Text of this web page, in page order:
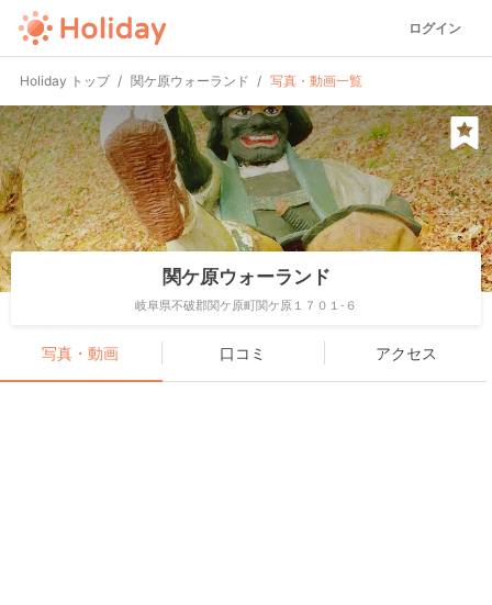
ログイン
Holiday トップ 関ケ原ウォーランド 写真・動画一覧
関ケ原ウォーランド
岐阜県不破郡関ケ原町関ケ原１７０１-６
写真・動画 口コミ アクセス